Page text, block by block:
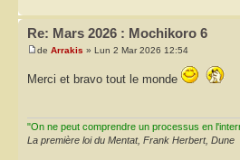
Re: Mars 2026 : Mochikoro 6
de Arrakis » Lun 2 Mar 2026 12:54
Merci et bravo tout le monde
"On ne peut comprendre un processus en
La première loi du Mentat, Frank Herbert, Dune